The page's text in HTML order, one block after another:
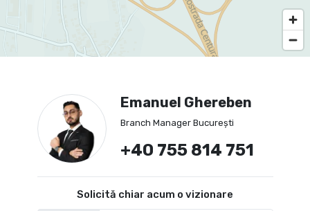
Emanuel Ghereben
Branch Manager București
+40 755 814 751
Solicită chiar acum o vizionare